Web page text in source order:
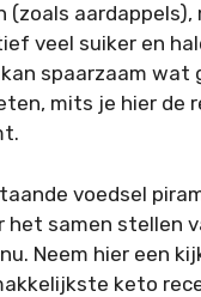
(zoals
veel suiker en
spaarzaam wat
mits je hier de
voedsel
het samen stellen
Neem hier een
keto